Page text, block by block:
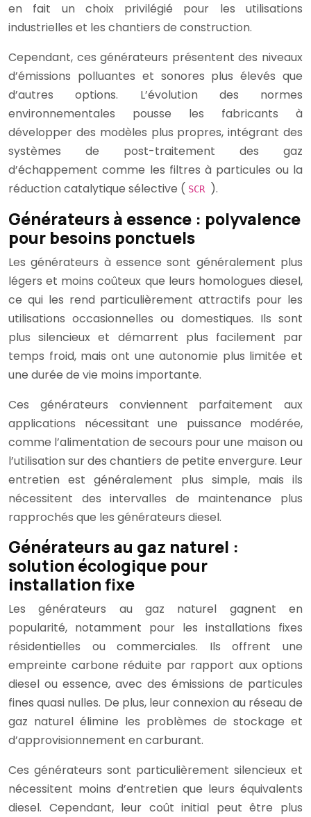
en fait un choix privilégié pour les utilisations
industrielles et les chantiers de construction.
Cependant, ces générateurs présentent des niveaux
d’émissions polluantes et sonores plus élevés que
d’autres options. L’évolution des normes
environnementales pousse les fabricants à
développer des modèles plus propres, intégrant des
systèmes de post-traitement des gaz
d’échappement comme les filtres à particules ou la
réduction catalytique sélective ( SCR ).
Générateurs à essence : polyvalence
pour besoins ponctuels
Les générateurs à essence sont généralement plus
légers et moins coûteux que leurs homologues diesel,
ce qui les rend particulièrement attractifs pour les
utilisations occasionnelles ou domestiques. Ils sont
plus silencieux et démarrent plus facilement par
temps froid, mais ont une autonomie plus limitée et
une durée de vie moins importante.
Ces générateurs conviennent parfaitement aux
applications nécessitant une puissance modérée,
comme l’alimentation de secours pour une maison ou
l’utilisation sur des chantiers de petite envergure. Leur
entretien est généralement plus simple, mais ils
nécessitent des intervalles de maintenance plus
rapprochés que les générateurs diesel.
Générateurs au gaz naturel :
solution écologique pour
installation fixe
Les générateurs au gaz naturel gagnent en
popularité, notamment pour les installations fixes
résidentielles ou commerciales. Ils offrent une
empreinte carbone réduite par rapport aux options
diesel ou essence, avec des émissions de particules
fines quasi nulles. De plus, leur connexion au réseau de
gaz naturel élimine les problèmes de stockage et
d’approvisionnement en carburant.
Ces générateurs sont particulièrement silencieux et
nécessitent moins d’entretien que leurs équivalents
diesel. Cependant, leur coût initial peut être plus